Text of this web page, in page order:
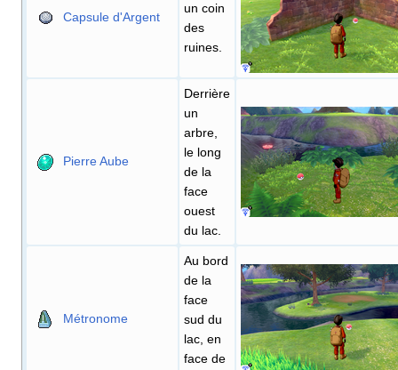
Capsule d'Argent
un coin
des
ruines.
Pierre Aube
Derrière
un
arbre,
le long
de la
face
ouest
du lac.
Métronome
Au bord
de la
face
sud du
lac, en
face de